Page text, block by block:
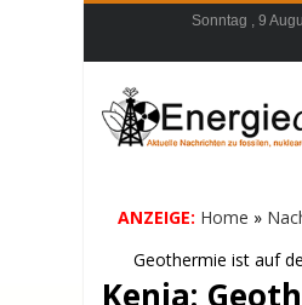
Sonntag , 9
ANZEIGE: Home »
Geothermie ist auf
Kenia: